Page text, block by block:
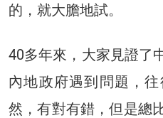
的，就大膽地試。
40多年來，大家見證了
內地政府遇到問題，
然，有對有錯，但是總